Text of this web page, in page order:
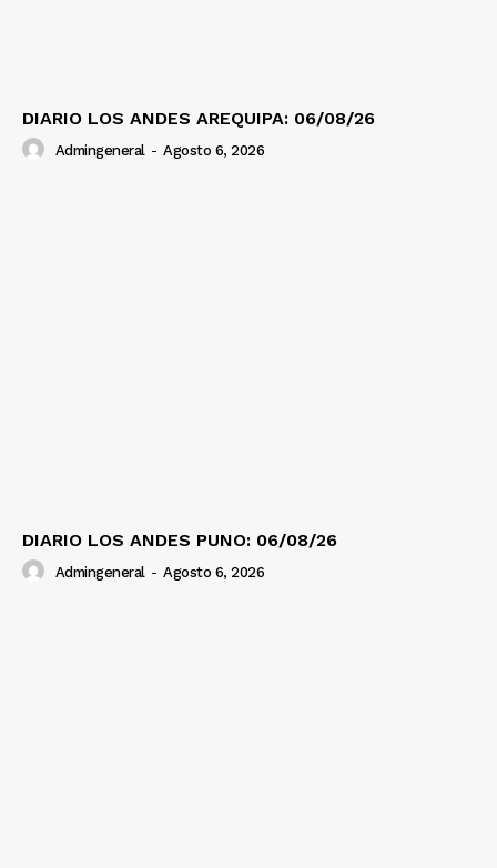
DIARIO LOS ANDES AREQUIPA: 06/08/26
Admingeneral - Agosto 6, 2026
DIARIO LOS ANDES PUNO: 06/08/26
Admingeneral - Agosto 6, 2026